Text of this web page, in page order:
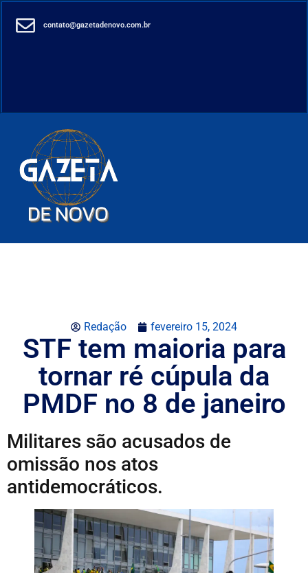
contato@gazetadenovo.com.br
Redação fevereiro 15, 2024
STF tem maioria para
tornar ré cúpula da
PMDF no 8 de janeiro
Militares são acusados de
omissão nos atos
antidemocráticos.